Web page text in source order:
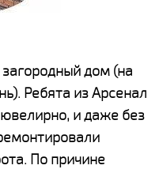
дом (на
Ребята из Арсенал
и даже без
По причине